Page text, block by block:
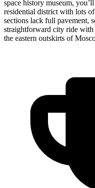
space history museum,
residential district with lots
sections lack full pavement,
straightforward city ride
the eastern outskirts of